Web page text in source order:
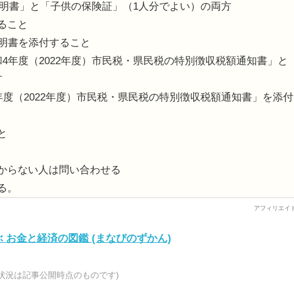
書」と「子供の保険証」（1人分でよい）の両方
こと
書を添付すること
年度（2022年度）市民税・県民税の特別徴収税額通知書」と
（2022年度）市民税・県民税の特別徴収税額通知書」を添付
らない人は問い合わせる
お金と経済の図鑑 (まなびのずかん)
況は記事公開時点のものです)